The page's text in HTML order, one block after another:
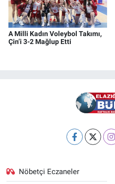
A Milli Kadın Voleybol Takımı,
Çin’i 3-2 Mağlup Etti
Nöbetçi Eczaneler